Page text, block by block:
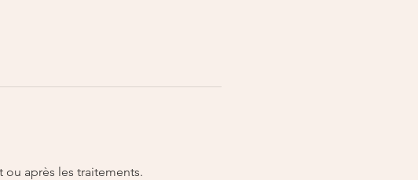
après les traitements.